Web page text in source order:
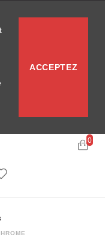
0
ACCEPTEZ